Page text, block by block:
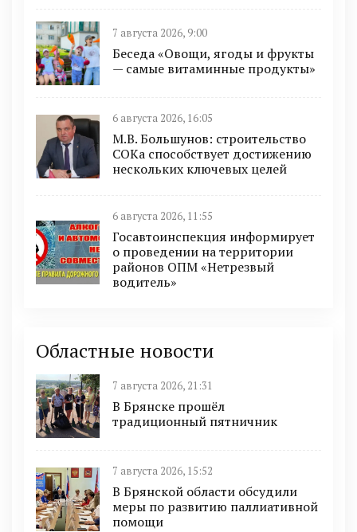
7 августа 2026, 9:00
Беседа «Овощи, ягоды и фрукты
— самые витаминные продукты»
6 августа 2026, 16:05
М.В. Большунов: строительство
СОКа способствует достижению
нескольких ключевых целей
6 августа 2026, 11:55
Госавтоинспекция информирует
о проведении на территории
районов ОПМ «Нетрезвый
водитель»
Областные новости
7 августа 2026, 21:31
В Брянске прошёл
традиционный пятничник
7 августа 2026, 15:52
В Брянской области обсудили
меры по развитию паллиативной
помощи